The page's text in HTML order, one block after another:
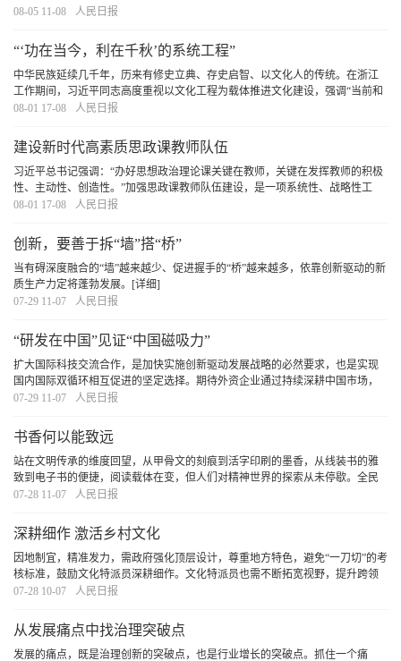
许。广大青年在中国式现代化建设中以奋斗姿态激扬青春，必定会奏响不负时
08-05 11-08 人民日报
“‘功在当今，利在千秋’的系统工程”
中华民族延续几千年，历来有修史立典、存史启智、以文化人的传统。在浙江
工作期间，习近平同志高度重视以文化工程为载体推进文化建设，强调“当前和
今后一个时期，要重点研究、论证和抓好推进文化大省建设的重大工程建设，
08-01 17-08 人民日报
建设新时代高素质思政课教师队伍
习近平总书记强调：“办好思想政治理论课关键在教师，关键在发挥教师的积极
性、主动性、创造性。”加强思政课教师队伍建设，是一项系统性、战略性工
程，必须坚持在强化政治建设、提升专业能力、推动协同育人、健全评价体系
08-01 17-08 人民日报
创新，要善于拆“墙”搭“桥”
当有碍深度融合的“墙”越来越少、促进握手的“桥”越来越多，依靠创新驱动的新
质生产力定将蓬勃发展。 [详细]
07-29 11-07
人民日报
“研发在中国”见证“中国磁吸力”
扩大国际科技交流合作，是加快实施创新驱动发展战略的必然要求，也是实现
国内国际双循环相互促进的坚定选择。期待外资企业通过持续深耕中国市场，
更加紧密融入中国产业链，分享中国高质量发展红利，实现在中国、惠全球的
07-29 11-07 人民日报
书香何以能致远
站在文明传承的维度回望，从甲骨文的刻痕到活字印刷的墨香，从线装书的雅
致到电子书的便捷，阅读载体在变，但人们对精神世界的探索从未停歇。全民
阅读的深意，正在于让每个个体都能在文字中遇见更好的自己，让整个民族在
07-28 11-07 人民日报
深耕细作 激活乡村文化
因地制宜，精准发力，需政府强化顶层设计，尊重地方特色，避免“一刀切”的考
核标准，鼓励文化特派员深耕细作。文化特派员也需不断拓宽视野，提升跨领
域整合能力、市场对接能力和持续创新能力，以更好地回应时代与乡土的需
07-28 10-07 人民日报
从发展痛点中找治理突破点
发展的痛点，既是治理创新的突破点，也是行业增长的突破点。抓住一个痛